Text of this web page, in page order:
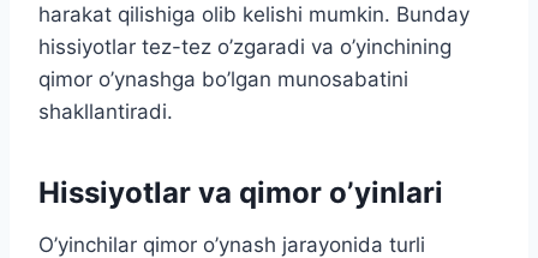
harakat qilishiga olib kelishi mumkin. Bunday
hissiyotlar tez-tez o’zgaradi va o’yinchining
qimor o’ynashga bo’lgan munosabatini
shakllantiradi.
Hissiyotlar va qimor o’yinlari
O’yinchilar qimor o’ynash jarayonida turli